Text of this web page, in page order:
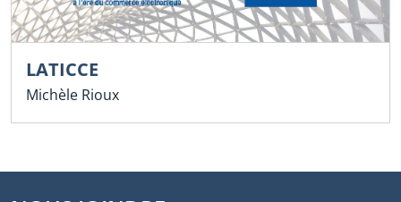
LATICCE
Michèle Rioux